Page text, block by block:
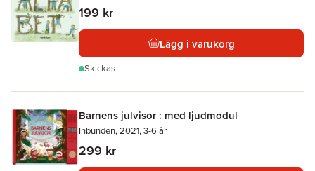
199 kr
Lägg i varukorg
Skickas
Barnens julvisor : med ljudmodul
Inbunden, 2021, 3-6 år
299 kr